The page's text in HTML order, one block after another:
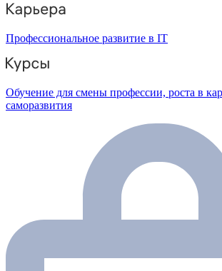
Профессиональное развитие в IT
Обучение для смены профессии, роста в
саморазвития